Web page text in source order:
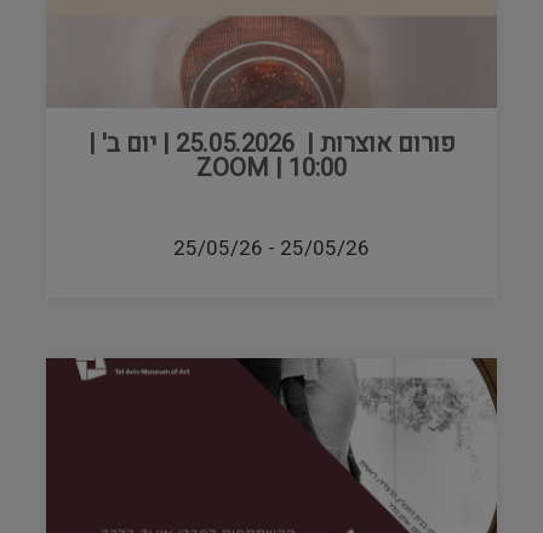
פורום אוצרות | 25.05.2026 | יום ב' |
10:00 | ZOOM
25/05/26
-
25/05/26